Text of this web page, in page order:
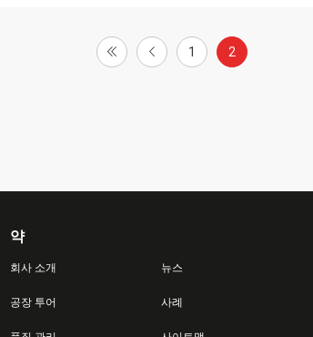
1 2
약
회사 소개
공장 투어
뉴스
사례